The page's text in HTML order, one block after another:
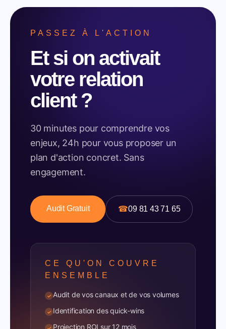
PASSEZ À L'ACTION
Et si on activait
votre relation
client ?
30 minutes pour comprendre vos
enjeux, 24h pour vous proposer un
plan d'action concret. Sans
engagement.
Audit Gratuit ☎09 81 43 71 65
CE QU'ON COUVRE
ENSEMBLE
✓ Audit de vos canaux et de vos volumes
✓ Identification des quick-wins
Projection ROI sur 12 mois